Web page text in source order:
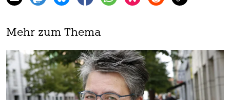
Mehr zum Thema